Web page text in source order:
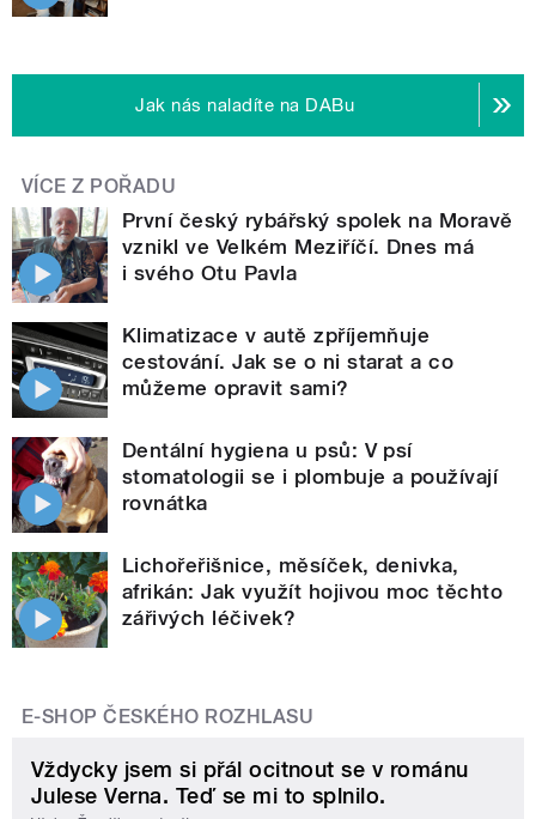
Jak nás naladíte na DABu
VÍCE Z POŘADU
První český rybářský spolek na Moravě
vznikl ve Velkém Meziříčí. Dnes má
i svého Otu Pavla
Klimatizace v autě zpříjemňuje
cestování. Jak se o ni starat a co
můžeme opravit sami?
Dentální hygiena u psů: V psí
stomatologii se i plombuje a používají
rovnátka
Lichořeřišnice, měsíček, denivka,
afrikán: Jak využít hojivou moc těchto
zářivých léčivek?
E-SHOP ČESKÉHO ROZHLASU
Vždycky jsem si přál ocitnout se v románu
Julese Verna. Teď se mi to splnilo.